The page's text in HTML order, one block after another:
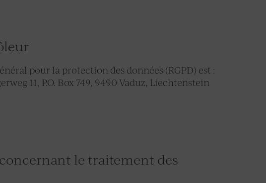
pour la protection des données (RGPD) est :
11, P.O. Box 749, 9490 Vaduz, Liechtenstein
le traitement des